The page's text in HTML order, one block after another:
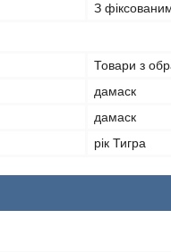
З
Товари з
дамаск
дамаск
рік Тигра